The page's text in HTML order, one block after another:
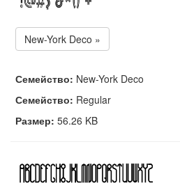
New-York Deco »
Семейство: New-York Deco
Семейство: Regular
Размер: 56.26 KB